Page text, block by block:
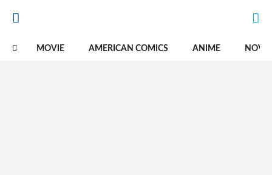
MOVIE AMERICAN COMICS ANIME